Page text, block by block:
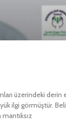
üzerindeki
ilgi görmüştür.